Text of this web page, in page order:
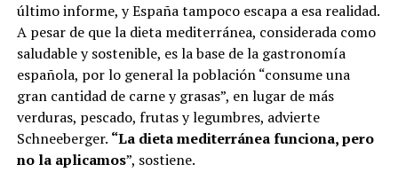
último informe, y España tampoco escapa a esa realidad.
A pesar de que la dieta mediterránea, considerada como
saludable y sostenible, es la base de la gastronomía
española, por lo general la población “consume una
gran cantidad de carne y grasas”, en lugar de más
verduras, pescado, frutas y legumbres, advierte
Schneeberger. “La dieta mediterránea funciona, pero
no la aplicamos”, sostiene.